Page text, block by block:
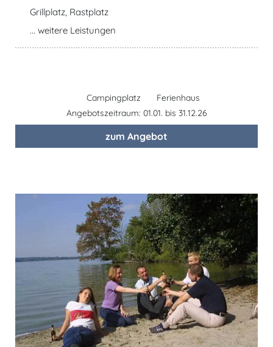
Grillplatz, Rastplatz
... weitere Leistungen
Campingplatz
Ferienhaus
Angebotszeitraum: 01.01. bis 31.12.26
zum Angebot